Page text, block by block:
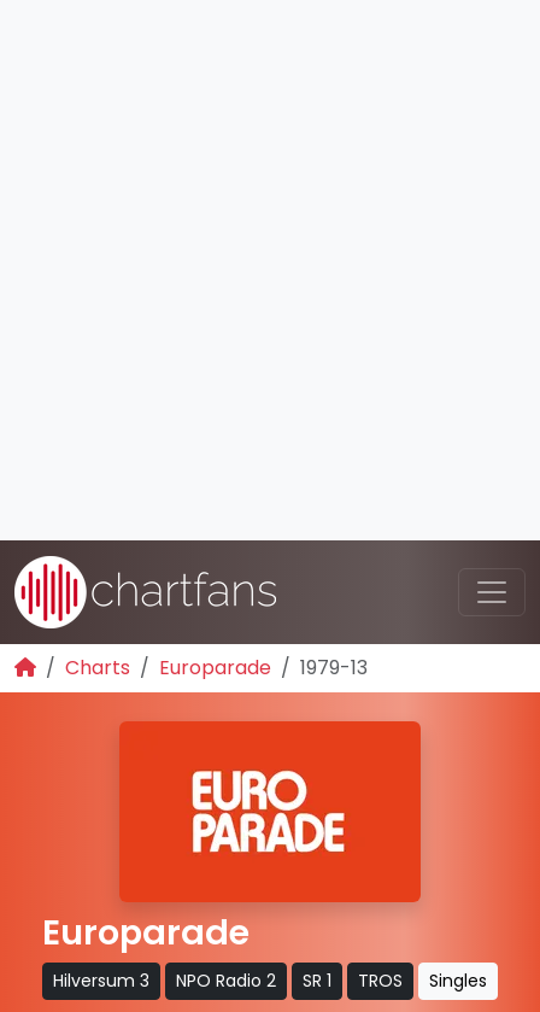
Charts Europarade 1979-13
Europarade
Hilversum 3 NPO Radio 2 SR 1 TROS Singles